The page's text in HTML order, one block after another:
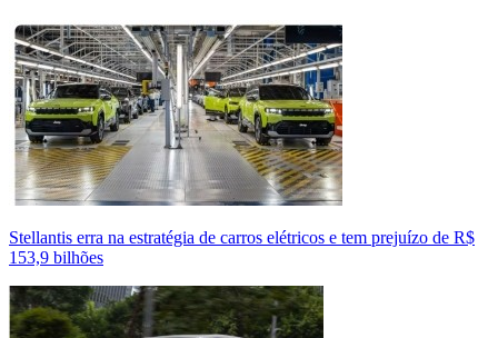
Stellantis erra na estratégia de carros elétricos e tem prejuízo de R$
153,9 bilhões